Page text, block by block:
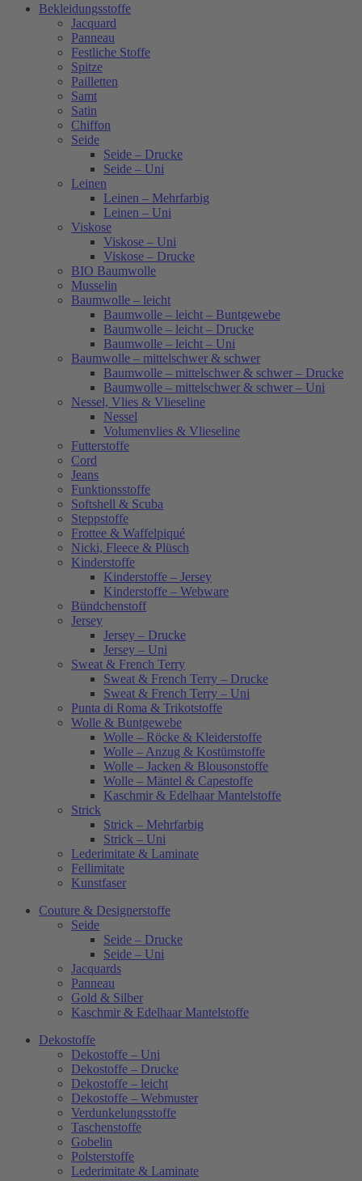
Bekleidungsstoffe
Jacquard
Panneau
Festliche Stoffe
Spitze
Pailletten
Samt
Satin
Chiffon
Seide
Seide – Drucke
Seide – Uni
Leinen
Leinen – Mehrfarbig
Leinen – Uni
Viskose
Viskose – Uni
Viskose – Drucke
BIO Baumwolle
Musselin
Baumwolle – leicht
Baumwolle – leicht – Buntgewebe
Baumwolle – leicht – Drucke
Baumwolle – leicht – Uni
Baumwolle – mittelschwer & schwer
Baumwolle – mittelschwer & schwer – Drucke
Baumwolle – mittelschwer & schwer – Uni
Nessel, Vlies & Vlieseline
Nessel
Volumenvlies & Vlieseline
Futterstoffe
Cord
Jeans
Funktionsstoffe
Softshell & Scuba
Steppstoffe
Frottee & Waffelpiqué
Nicki, Fleece & Plüsch
Kinderstoffe
Kinderstoffe – Jersey
Kinderstoffe – Webware
Bündchenstoff
Jersey
Jersey – Drucke
Jersey – Uni
Sweat & French Terry
Sweat & French Terry – Drucke
Sweat & French Terry – Uni
Punta di Roma & Trikotstoffe
Wolle & Buntgewebe
Wolle – Röcke & Kleiderstoffe
Wolle – Anzug & Kostümstoffe
Wolle – Jacken & Blousonstoffe
Wolle – Mäntel & Capestoffe
Kaschmir & Edelhaar Mantelstoffe
Strick
Strick – Mehrfarbig
Strick – Uni
Lederimitate & Laminate
Fellimitate
Kunstfaser
Couture & Designerstoffe
Seide
Seide – Drucke
Seide – Uni
Jacquards
Panneau
Gold & Silber
Kaschmir & Edelhaar Mantelstoffe
Dekostoffe
Dekostoffe – Uni
Dekostoffe – Drucke
Dekostoffe – leicht
Dekostoffe – Webmuster
Verdunkelungsstoffe
Taschenstoffe
Gobelin
Polsterstoffe
Lederimitate & Laminate